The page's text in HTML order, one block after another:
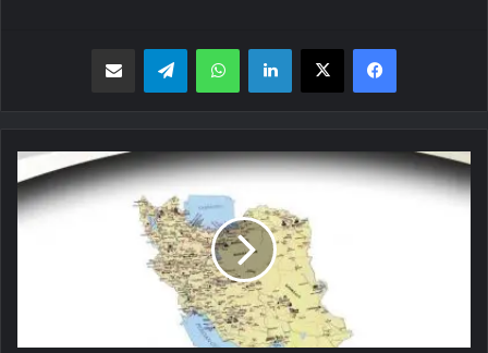
فیسبوک X لینکدین واتس اپ تلگرام